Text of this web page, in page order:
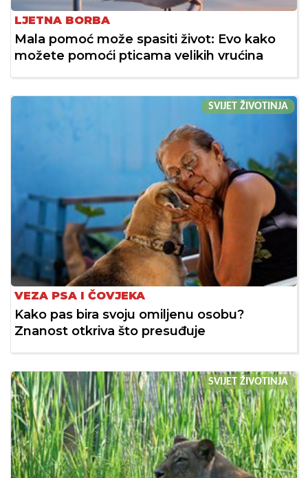
LJETNA BORBA
Mala pomoć može spasiti život: Evo kako
možete pomoći pticama velikih vrućina
SVIJET ŽIVOTINJA
VEZA PSA I ČOVJEKA
Kako pas bira svoju omiljenu osobu?
Znanost otkriva što presuđuje
SVIJET ŽIVOTINJA